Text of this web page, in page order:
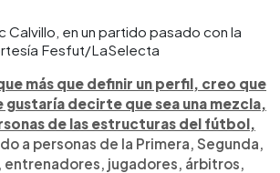
Calvillo, en un partido pasado con la
Fesfut/LaSelecta
más que definir un perfil, creo que
gustaría decirte que sea una mezcla,
de las estructuras del fútbol,
a personas de la Primera, Segunda,
entrenadores, jugadores, árbitros,